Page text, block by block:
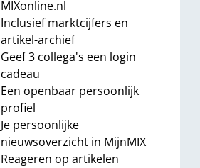
MIXonline.nl
Inclusief marktcijfers en
artikel-archief
Geef 3 collega's een login
cadeau
Een openbaar persoonlijk
profiel
Je persoonlijke
nieuwsoverzicht in MijnMIX
Reageren op artikelen